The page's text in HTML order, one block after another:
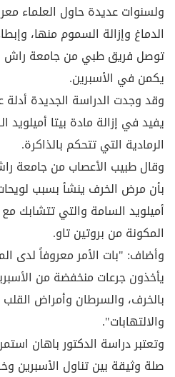
ولسنوات عديدة حاول العلماء
الدماغ وإزالة السموم منها،
توصل فريق طبي من جامعة راش
يكمن في الأسبرين.
وقد وجدت الدراسة الجديدة أدلة
يفيد في إزالة مادة بيتا
الرمادية التي تتحكم بالذاكرة.
وقال طبيب الأعصاب من جامعة
بأن مرض الخرف ينشأ بسبب
أميلويد السامة والتي تتشابك مع
المكونة من بروتين تاو.
وأضاف: "بات الأمر معروفاً لدى
يأخذون جرعات منخفضة من
بالخرف، والسرطان وأمراض القلب
والالتهابات".
وتعتبر دراسة الدكتور باهان
صلة وثيقة بين تناول الأسبرين